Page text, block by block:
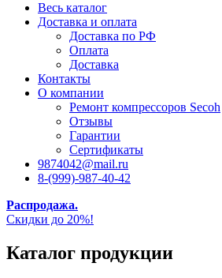
Весь каталог
Доставка и оплата
Доставка по РФ
Оплата
Доставка
Контакты
О компании
Ремонт компрессоров Secoh
Отзывы
Гарантии
Сертификаты
9874042@mail.ru
8-(999)-987-40-42
Распродажа.
Скидки до 20%!
Каталог продукции